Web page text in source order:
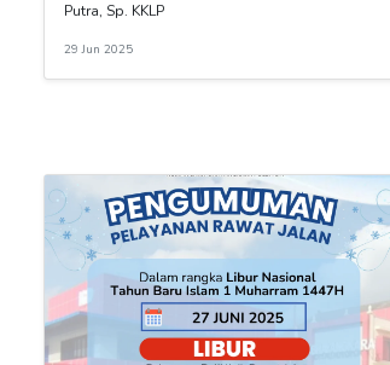
Putra, Sp. KKLP
29 Jun 2025